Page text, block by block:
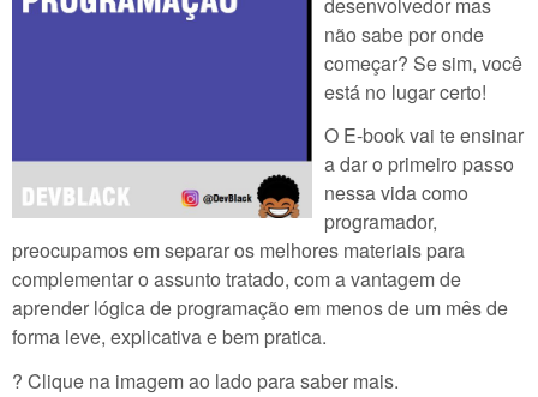
não sabe por onde
começar? Se sim, você
está no lugar certo!
O E-book vai te ensinar
a dar o primeiro passo
nessa vida como
programador,
preocupamos em separar os melhores materiais para
complementar o assunto tratado, com a vantagem de
aprender lógica de programação em menos de um mês de
forma leve, explicativa e bem pratica.
? Clique na imagem ao lado para saber mais.